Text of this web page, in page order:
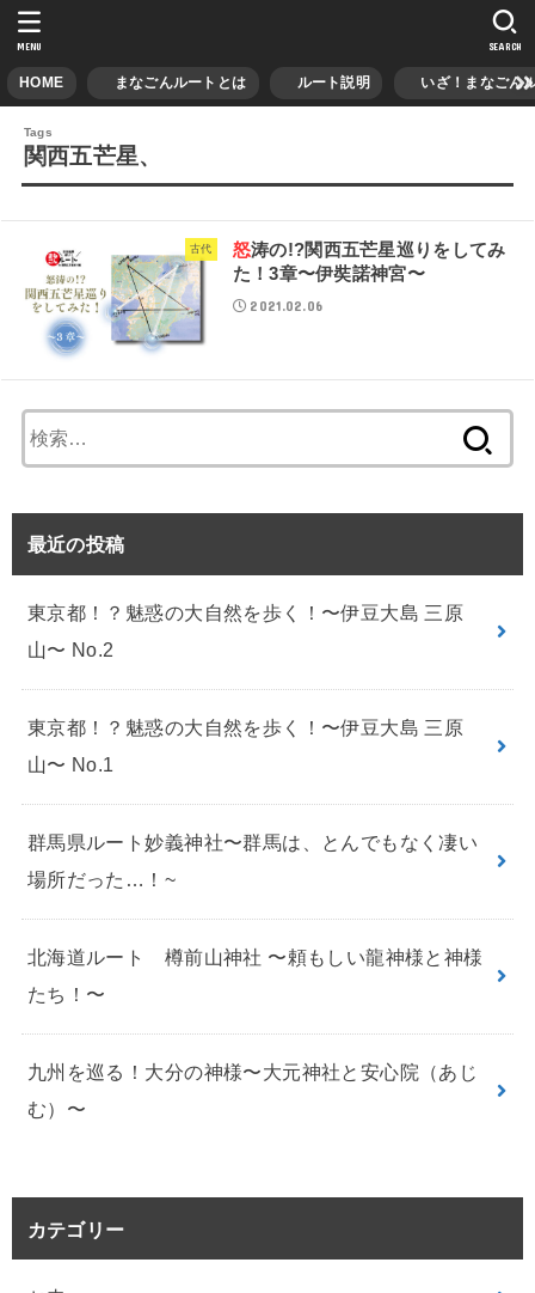
HOME まなごんルートとは ルート説明 いざ！まなごん
SEARCH
MENU
関西五芒星、
古代
怒涛の!?関西五芒星巡りをしてみ
た！3章〜伊奘諾神宮〜
2021.02.06
索:
最近の投稿
東京都！？魅惑の大自然を歩く！〜伊豆大島 三原
山〜 No.2
東京都！？魅惑の大自然を歩く！〜伊豆大島 三原
山〜 No.1
群馬県ルート妙義神社〜群馬は、とんでもなく凄い
場所だった…！~
北海道ルート 樽前山神社 〜頼もしい龍神様と神様
たち！〜
九州を巡る！大分の神様〜大元神社と安心院（あじ
む）〜
カテゴリー